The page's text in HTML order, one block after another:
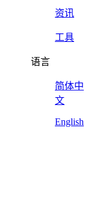
资讯
工具
语言
简体中
文
English